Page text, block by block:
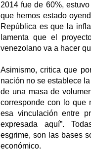
2014 fue de 60%,
que hemos estado
República es que la
lamenta que el
venezolano va a hacer
Asimismo, critica que
nación no se establece
de una masa de
corresponde con lo que
esa vinculación entre
expresada aquí”.
esgrime, son las bases
económico.